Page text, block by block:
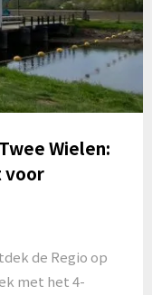
Wielen:
voor
de Regio op
met het 4-